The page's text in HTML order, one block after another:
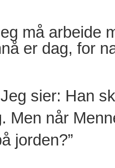
må arbeide
er dag, for
Jeg sier: Han
Men når
jorden?”